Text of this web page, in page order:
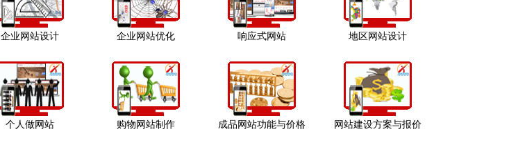
企业网站设计 企业网站优化 响应式网站 地区网站设计
个人做网站 购物网站制作 成品网站功能与价格 网站建设方案与报价